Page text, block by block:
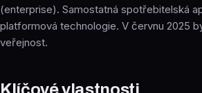
(enterprise). Samostatná spotřebitelská
platformová technologie. V červnu 2025
veřejnost.